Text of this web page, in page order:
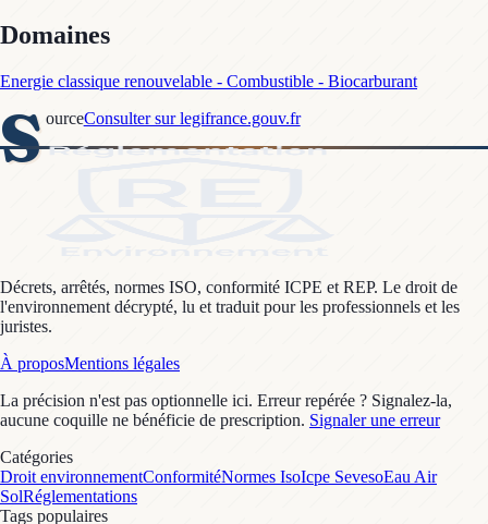
Domaines
Energie classique renouvelable - Combustible - Biocarburant
S ourceConsulter sur legifrance.gouv.fr
Décrets, arrêtés, normes ISO, conformité ICPE et REP. Le droit de
l'environnement décrypté, lu et traduit pour les professionnels et les
juristes.
À proposMentions légales
La précision n'est pas optionnelle ici. Erreur repérée ? Signalez-la,
aucune coquille ne bénéficie de prescription. Signaler une erreur
Catégories
Droit environnementConformitéNormes IsoIcpe SevesoEau Air
SolRéglementations
Tags populaires